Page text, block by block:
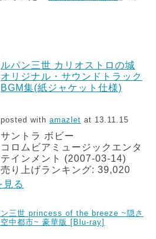
ルパン三世 カリオストロの城
オリジナル・サウンドトラック
BGM集(紙ジャケット仕様)
posted with amazlet at 13.11.15
サントラ ボビー
コロムビアミュージックエンタ
テインメント (2007-03-14)
売り上げランキング: 39,020
る
ン三世 princess of the breeze ~隠さ
中都市~ 豪華版 [Blu-ray]